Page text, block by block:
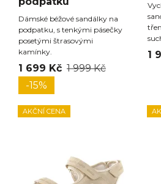
Dámské béžové sandálky na
podpatku, s tenkými pásečky
posetými štrasovými
kamínky.
1 699 Kč 1 999 Kč
-15%
1
AKČNÍ CENA